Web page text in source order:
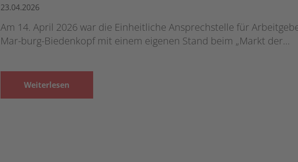
23.04.2026
Am 14. April 2026 war die Einheitliche Ansprechstelle für
Mar-burg-Biedenkopf mit einem eigenen Stand beim „Markt der…
Weiterlesen